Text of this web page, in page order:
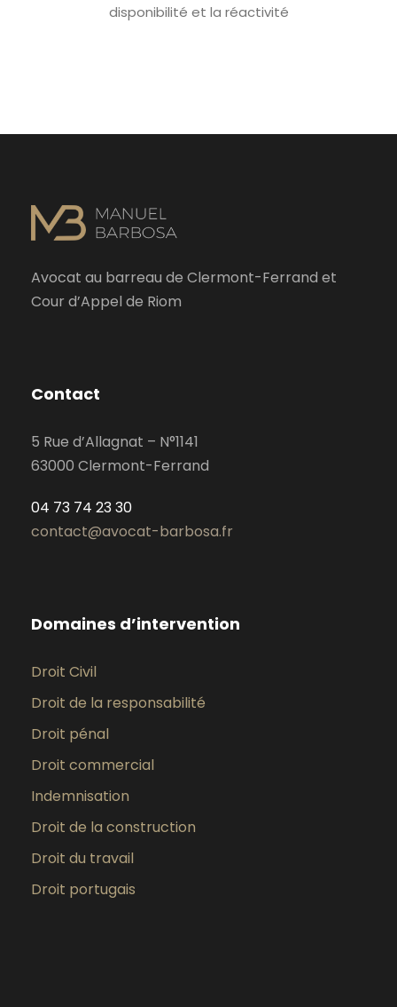
disponibilité et la réactivité
Avocat au barreau de Clermont-Ferrand et
Cour d’Appel de Riom
Contact
5 Rue d’Allagnat – N°1141
63000 Clermont-Ferrand
04 73 74 23 30
contact@avocat-barbosa.fr
Domaines d’intervention
Droit Civil
Droit de la responsabilité
Droit pénal
Droit commercial
Indemnisation
Droit de la construction
Droit du travail
Droit portugais